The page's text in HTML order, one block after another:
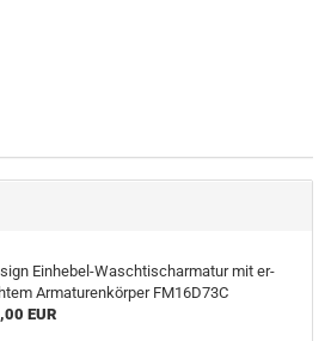
Einhebel-​Waschtischarmatur mit er­
Ar­ma­tu­ren­kör­per FM16D73C
EUR